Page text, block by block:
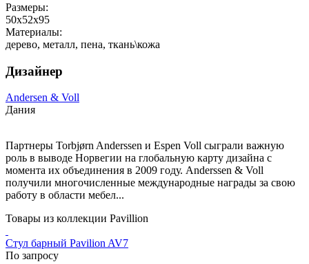
Размеры:
50х52х95
Материалы:
дерево, металл, пена, ткань\кожа
Дизайнер
Andersen & Voll
Дания
Партнеры Torbjørn Anderssen и Espen Voll сыграли важную
роль в выводе Норвегии на глобальную карту дизайна с
момента их объединения в 2009 году. Anderssen & Voll
получили многочисленные международные награды за свою
работу в области мебел...
Товары из коллекции Pavillion
Стул барный Pavilion AV7
По запросу